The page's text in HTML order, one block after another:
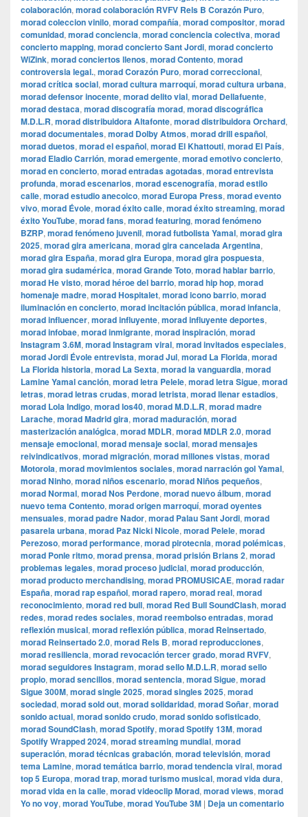
colaboración, morad colaboración RVFV Rels B Corazón Puro,
morad coleccion vinilo, morad compañía, morad compositor, morad
comunidad, morad conciencia, morad conciencia colectiva, morad
concierto mapping, morad concierto Sant Jordi, morad concierto
WiZink, morad conciertos llenos, morad Contento, morad
controversia legal., morad Corazón Puro, morad correccional,
morad crítica social, morad cultura marroquí, morad cultura urbana,
morad defensor inocente, morad delito vial, morad Dellafuente,
morad destaca, morad discografía morad, morad discográfica
M.D.L.R, morad distribuidora Altafonte, morad distribuidora Orchard,
morad documentales, morad Dolby Atmos, morad drill español,
morad duetos, morad el español, morad El Khattouti, morad El País,
morad Eladio Carrión, morad emergente, morad emotivo concierto,
morad en concierto, morad entradas agotadas, morad entrevista
profunda, morad escenarios, morad escenografía, morad estilo
calle, morad estudio anecoico, morad Europa Press, morad evento
vivo, morad Évole, morad éxito calle, morad éxito streaming, morad
éxito YouTube, morad fans, morad featuring, morad fenómeno
BZRP, morad fenómeno juvenil, morad futbolista Yamal, morad gira
2025, morad gira americana, morad gira cancelada Argentina,
morad gira España, morad gira Europa, morad gira pospuesta,
morad gira sudamérica, morad Grande Toto, morad hablar barrio,
morad He visto, morad héroe del barrio, morad hip hop, morad
homenaje madre, morad Hospitalet, morad icono barrio, morad
iluminación en concierto, morad incitación pública, morad infancia,
morad influencer, morad influyente, morad influyente deportes,
morad infobae, morad inmigrante, morad inspiración, morad
Instagram 3.6M, morad Instagram viral, morad invitados especiales,
morad Jordi Évole entrevista, morad Jul, morad La Florida, morad
La Florida historia, morad La Sexta, morad la vanguardia, morad
Lamine Yamal canción, morad letra Pelele, morad letra Sigue, morad
letras, morad letras crudas, morad letrista, morad llenar estadios,
morad Lola Indigo, morad los40, morad M.D.L.R, morad madre
Larache, morad Madrid gira, morad maduración, morad
masterización analógica, morad MDLR, morad MDLR 2.0, morad
mensaje emocional, morad mensaje social, morad mensajes
reivindicativos, morad migración, morad millones vistas, morad
Motorola, morad movimientos sociales, morad narración gol Yamal,
morad Ninho, morad niños escenario, morad Niños pequeños,
morad Normal, morad Nos Perdone, morad nuevo álbum, morad
nuevo tema Contento, morad origen marroquí, morad oyentes
mensuales, morad padre Nador, morad Palau Sant Jordi, morad
pasarela urbana, morad Paz Nicki Nicole, morad Pelele, morad
Perezoso, morad performance, morad pirotecnia, morad polémicas,
morad Ponle ritmo, morad prensa, morad prisión Brians 2, morad
problemas legales, morad proceso judicial, morad producción,
morad producto merchandising, morad PROMUSICAE, morad radar
España, morad rap español, morad rapero, morad real, morad
reconocimiento, morad red bull, morad Red Bull SoundClash, morad
redes, morad redes sociales, morad reembolso entradas, morad
reflexión musical, morad reflexión pública, morad Reinsertado,
morad Reinsertado 2.0, morad Rels B, morad reproducciones,
morad resiliencia, morad revocación tercer grado, morad RVFV,
morad seguidores Instagram, morad sello M.D.L.R, morad sello
propio, morad sencillos, morad sentencia, morad Sigue, morad
Sigue 300M, morad single 2025, morad singles 2025, morad
sociedad, morad sold out, morad solidaridad, morad Soñar, morad
sonido actual, morad sonido crudo, morad sonido sofisticado,
morad SoundClash, morad Spotify, morad Spotify 13M, morad
Spotify Wrapped 2024, morad streaming mundial, morad
superación, morad técnicas grabación, morad televisión, morad
tema Lamine, morad temática barrio, morad tendencia viral, morad
top 5 Europa, morad trap, morad turismo musical, morad vida dura,
morad vida en la calle, morad videocli‏p Morad, morad views, morad
Yo no voy, morad YouTube, morad YouTube 3M | Deja un comentario